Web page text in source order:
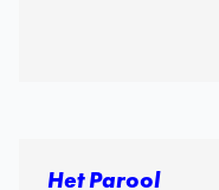
Het Parool